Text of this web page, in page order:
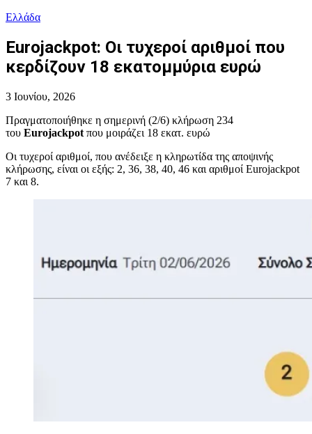
Ελλάδα
Eurojackpot: Οι τυχεροί αριθμοί που
κερδίζουν 18 εκατομμύρια ευρώ
3 Ιουνίου, 2026
Πραγματοποιήθηκε η σημερινή (2/6) κλήρωση 234
του Eurojackpot που μοιράζει 18 εκατ. ευρώ
Οι τυχεροί αριθμοί, που ανέδειξε η κληρωτίδα της αποψινής
κλήρωσης, είναι οι εξής: 2, 36, 38, 40, 46 και αριθμοί Eurojackpot
7 και 8.